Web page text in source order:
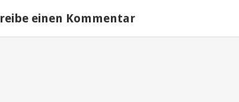
einen Kommentar